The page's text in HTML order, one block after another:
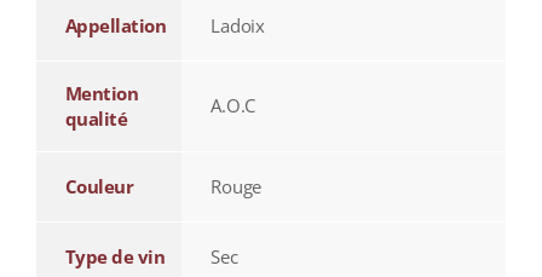
Appellation Ladoix
Mention
qualité
A.O.C
Couleur Rouge
Type de vin Sec